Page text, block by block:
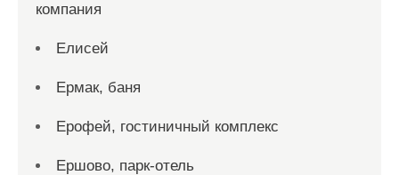
компания
Елисей
Ермак, баня
Ерофей, гостиничный комплекс
Ершово, парк-отель